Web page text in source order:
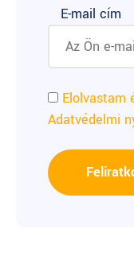
E-mail cím
Elolvastam
Adatvédelmi